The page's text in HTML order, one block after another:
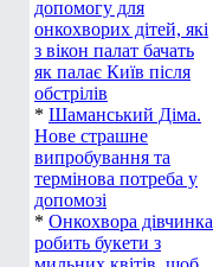
допомогу для
онкохворих дітей, які
з вікон палат бачать
як палає Київ після
обстрілів
* Шаманський Діма.
Нове страшне
випробування та
термінова потреба у
допомозі
* Онкохвора дівчинка
робить букети з